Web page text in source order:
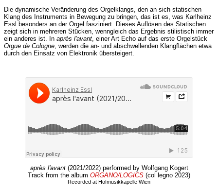
Die dynamische Veränderung des Orgelklangs, den an sich statischen
Klang des Instruments in Bewegung zu bringen, das ist es, was Karlheinz
Essl besonders an der Orgel fasziniert. Dieses Auflösen des Statischen
zeigt sich in mehreren Stücken, wenngleich das Ergebnis stilistisch immer
ein anderes ist. In après l'avant , einer Art Echo auf das erste Orgelstück
Orgue de Cologne , werden die an- und abschwellenden Klangflächen etwa
durch den Einsatz von Elektronik übersteigert.
après l'avant(2021/2022) performed by Wolfgang Kogert
Track from the album ORGANO/LOGICS (col legno 2023)
Recorded at Hofmusikkapelle Wien